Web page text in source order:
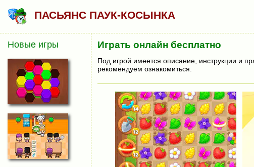
ПАСЬЯНС ПАУК-КОСЫНКА
Играть онлайн бесплатно
Под игрой имеется описание, инструкции и
рекомендуем ознакомиться.
Новые игры